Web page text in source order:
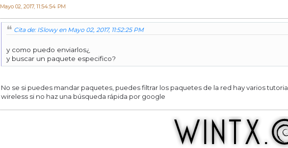
Mayo 02, 2017, 11:54:54 PM
Cita de: ISlowy en Mayo 02, 2017, 11:52:25 PM
y como puedo enviarlos¿
y buscar un paquete especifico?
No se si puedes mandar paquetes, puedes filtrar los paquetes de la red hay varios
wireless si no haz una búsqueda rápida por google